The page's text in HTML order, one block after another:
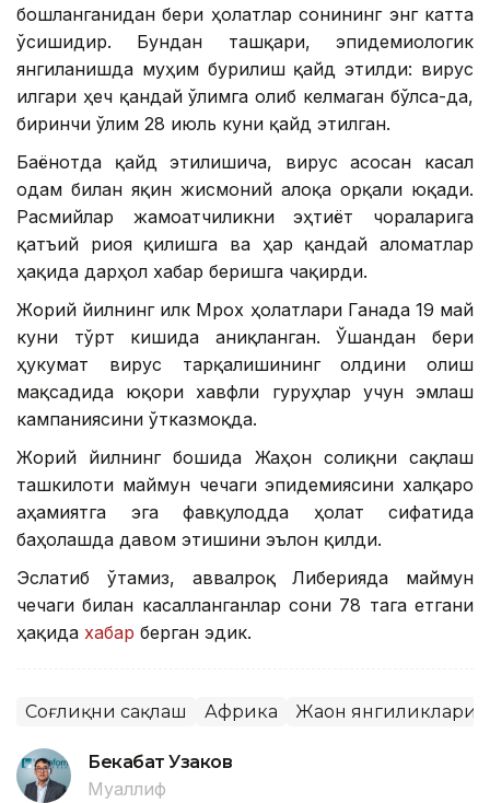
бошланганидан бери ҳолатлар сонининг энг катта
ўсишидир. Бундан ташқари, эпидемиологик
янгиланишда муҳим бурилиш қайд этилди: вирус
илгари ҳеч қандай ўлимга олиб келмаган бўлса-да,
биринчи ўлим 28 июль куни қайд этилган.
Баёнотда қайд этилишича, вирус асосан касал
одам билан яқин жисмоний алоқа орқали юқади.
Расмийлар жамоатчиликни эҳтиёт чораларига
қатъий риоя қилишга ва ҳар қандай аломатлар
ҳақида дарҳол хабар беришга чақирди.
Жорий йилнинг илк Мрох ҳолатлари Ганада 19 май
куни тўрт кишида аниқланган. Ўшандан бери
ҳукумат вирус тарқалишининг олдини олиш
мақсадида юқори хавфли гуруҳлар учун эмлаш
кампаниясини ўтказмоқда.
Жорий йилнинг бошида Жаҳон соғлиқни сақлаш
ташкилоти маймун чечаги эпидемиясини халқаро
аҳамиятга эга фавқулодда ҳолат сифатида
баҳолашда давом этишини эълон қилди.
Эслатиб ўтамиз, аввалроқ Либерияда маймун
чечаги билан касалланганлар сони 78 тага етгани
ҳақида хабар берган эдик.
Соғлиқни сақлаш Африка Жаҳон янгиликлари
Бекабат Узаков
Муаллиф